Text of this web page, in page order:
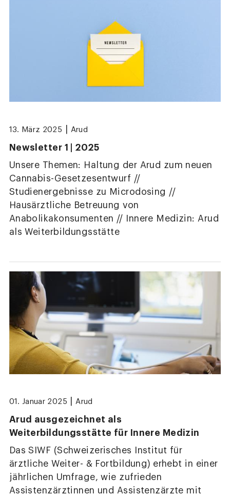
13. März 2025 Arud
Newsletter 1 | 2025
Unsere Themen: Haltung der Arud zum neuen
Cannabis-Gesetzesentwurf //
Studienergebnisse zu Microdosing //
Hausärztliche Betreuung von
Anabolikakonsumenten // Innere Medizin: Arud
als Weiterbildungsstätte
01. Januar 2025 Arud
Arud ausgezeichnet als
Weiterbildungsstätte für Innere Medizin
Das SIWF (Schweizerisches Institut für
ärztliche Weiter- & Fortbildung) erhebt in einer
jährlichen Umfrage, wie zufrieden
Assistenzärztinnen und Assistenzärzte mit